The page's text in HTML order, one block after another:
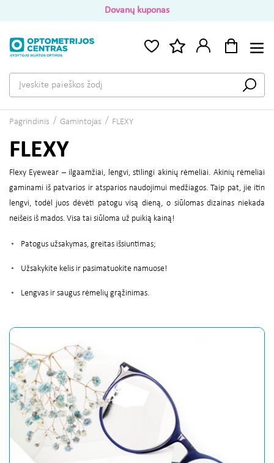
Dovanų kuponas
Pagrindinis Gamintojas FLEXY
FLEXY
Flexy Eyewear – ilgaamžiai, lengvi, stilingi akinių rėmeliai. Akinių rėmeliai
gaminami iš patvarios ir atsparios naudojimui medžiagos. Taip pat, jie itin
lengvi, todėl juos dėvėti patogu visą dieną, o siūlomas dizainas niekada
neišeis iš mados. Visa tai siūloma už puikią kainą!
Patogus užsakymas, greitas išsiuntimas;
Užsakykite kelis ir pasimatuokite namuose!
Lengvas ir saugus rėmelių grąžinimas.